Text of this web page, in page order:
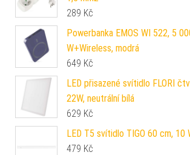
289 Kč
Powerbanka EMOS WI 522, 5
W+Wireless, modrá
649 Kč
LED přisazené svítidlo FLORI
22W, neutrální bílá
629 Kč
LED T5 svítidlo TIGO 60 cm, 10
479 Kč